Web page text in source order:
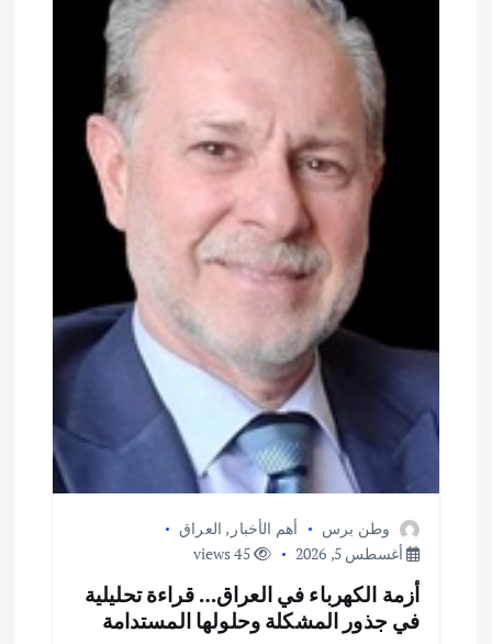
وطن برس أهم الأخبار , العراق
أغسطس 5, 2026
45 views
أزمة الكهرباء في العراق… قراءة تحليلية
في جذور المشكلة وحلولها المستدامة